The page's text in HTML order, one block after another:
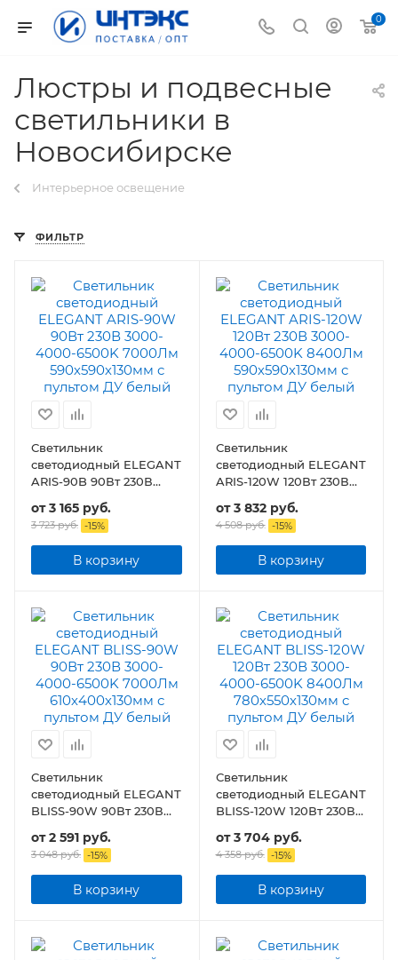
0
Люстры и подвесные
светильники в
Новосибирске
Интерьерное освещение
ФИЛЬТР
Светильник
светодиодный ELEGANT
ARIS-90B 90Вт 230В
7000Лм 590х590х130мм
c пультом ДУ
от3 165 руб.
3 723 руб. -15%
В корзину
Светильник
светодиодный ELEGANT
ARIS-120W 120Вт 230В
8400Лм 590х590х130мм
c пультом ДУ
от3 832 руб.
4 508 руб. -15%
В корзину
Светильник
светодиодный ELEGANT
BLISS-90W 90Вт 230В
7000Лм 610х400х130мм
c пультом ДУ
от2 591 руб.
3 048 руб. -15%
В корзину
Светильник
светодиодный ELEGANT
BLISS-120W 120Вт 230В
8400Лм 780х550х130мм
c пультом ДУ
от3 704 руб.
4 358 руб. -15%
В корзину